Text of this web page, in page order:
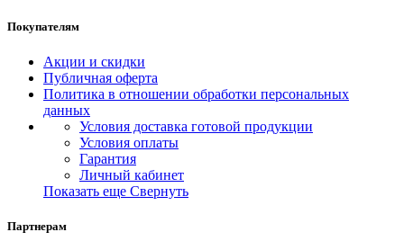
Покупателям
Акции и скидки
Публичная оферта
Политика в отношении обработки персональных
данных
Условия доставка готовой продукции
Условия оплаты
Гарантия
Личный кабинет
Показать еще Свернуть
Партнерам